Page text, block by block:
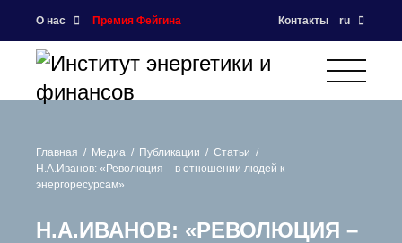
О нас Премия Фейгина Контакты ru
Главная Медиа Публикации
Статьи
Н.А.Иванов: «Революция – в отношении людей к
энергоресурсам»
Н.А.ИВАНОВ: «РЕВОЛЮЦИЯ –